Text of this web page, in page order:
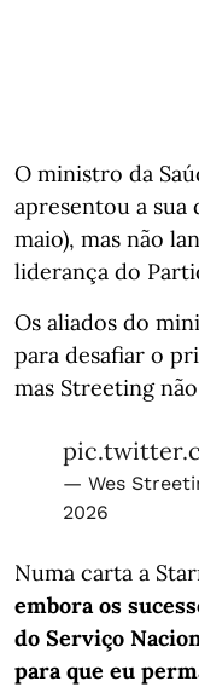
O ministro da
apresentou a sua
maio), mas não
liderança do
Os aliados do
para desafiar o
mas Streeting
— Wes
2026
Numa carta a
embora os
do Serviço
para que eu